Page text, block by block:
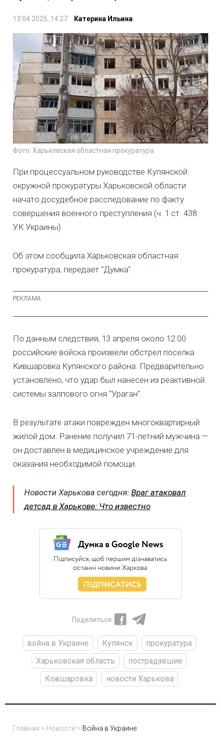
13.04.2025, 14:27 Катерина Ильина
Фото: Харьковская областная прокуратура
При процессуальном руководстве Купянской
окружной прокуратуры Харьковской области
начато досудебное расследование по факту
совершения военного преступления (ч. 1 ст. 438
УК Украины).
Об этом сообщила Харьковская областная
прокуратура, передает "Думка".
По данным следствия, 13 апреля около 12:00
российские войска произвели обстрел поселка
Кившаровка Купянского района. Предварительно
установлено, что удар был нанесен из реактивной
системы залпового огня "Ураган".
В результате атаки поврежден многоквартирный
жилой дом. Ранение получил 71-летний мужчина —
он доставлен в медицинское учреждение для
оказания необходимой помощи.
Новости Харькова сегодня: Враг атаковал
детсад в Харькове: Что известно
Поделиться
война в Украине Купянск
прокуратура
Харьковская область
пострадавшие
Ковшаровка
новости Харькова
Главная > Новости > Война в Украине